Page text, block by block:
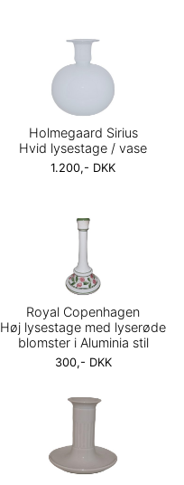
Holmegaard Sirius
Hvid lysestage / vase
1.200,- DKK
Royal Copenhagen
Høj lysestage med lyserøde
blomster i Aluminia stil
300,- DKK